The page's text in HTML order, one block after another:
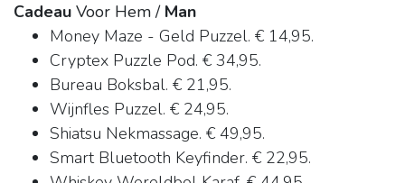
Cadeau Voor Hem / Man
Money Maze - Geld Puzzel. € 14,95.
Cryptex Puzzle Pod. € 34,95.
Bureau Boksbal. € 21,95.
Wijnfles Puzzel. € 24,95.
Shiatsu Nekmassage. € 49,95.
Smart Bluetooth Keyfinder. € 22,95.